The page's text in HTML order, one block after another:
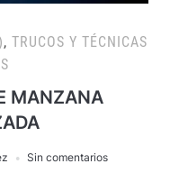
, TRUCOS Y TÉCNICAS
MANZANA
Sin comentarios